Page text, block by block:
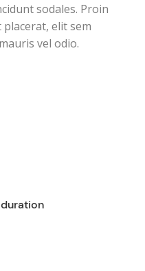
sodales. Proin
elit sem
vel odio.